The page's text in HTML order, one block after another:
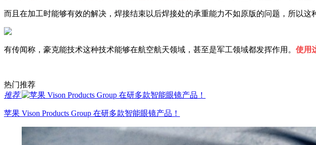
而且在加工时能够有效的解决，焊接结束以后焊接处的承重能力不如原版的问题，所以这
有传闻称， 豪克能技术这种技术能够在航空航天领域，甚至是军工领域都发挥作用。 使用
热门推荐
推荐
苹果 Vison Products Group 在研多款智能眼镜产品！